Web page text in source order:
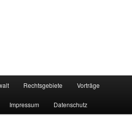
Rechtsgebiete Vorträge
Impressum Datenschutz